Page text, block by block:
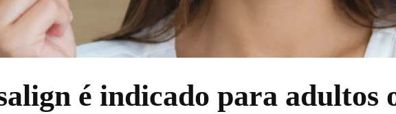
é indicado para adultos